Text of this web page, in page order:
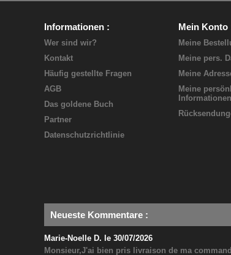
Informationen
Wer sind wir?
Kontakt
Häufig gestellte Fragen
AGB
Das goldene Buch
Partner
Datenschutzrichtlinie
Mein Konto
Meine
Meine pers.
Meine
Meine
Informationen
Neueste Kommentare :
Marie-Noelle D. le 30/07/2026
Monsieur,J'ai bien pris livraison de ma